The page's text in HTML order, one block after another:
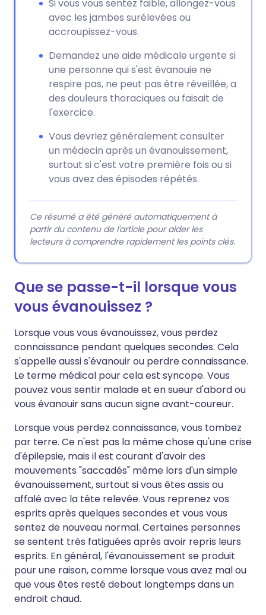
Si vous vous sentez faible, allongez-vous
avec les jambes surélevées ou
accroupissez-vous.
Demandez une aide médicale urgente si
une personne qui s'est évanouie ne
respire pas, ne peut pas être réveillée, a
des douleurs thoraciques ou faisait de
l'exercice.
Vous devriez généralement consulter
un médecin après un évanouissement,
surtout si c'est votre première fois ou si
vous avez des épisodes répétés.
Ce résumé a été généré automatiquement à
partir du contenu de l'article pour aider les
lecteurs à comprendre rapidement les points clés.
Que se passe-t-il lorsque vous
vous évanouissez ?
Lorsque vous vous évanouissez, vous perdez
connaissance pendant quelques secondes. Cela
s'appelle aussi s'évanouir ou perdre connaissance.
Le terme médical pour cela est syncope. Vous
pouvez vous sentir malade et en sueur d'abord ou
vous évanouir sans aucun signe avant-coureur.
Lorsque vous perdez connaissance, vous tombez
par terre. Ce n'est pas la même chose qu'une crise
d'épilepsie, mais il est courant d'avoir des
mouvements "saccadés" même lors d'un simple
évanouissement, surtout si vous êtes assis ou
affalé avec la tête relevée. Vous reprenez vos
esprits après quelques secondes et vous vous
sentez de nouveau normal. Certaines personnes
se sentent très fatiguées après avoir repris leurs
esprits. En général, l'évanouissement se produit
pour une raison, comme lorsque vous avez mal ou
que vous êtes resté debout longtemps dans un
endroit chaud.